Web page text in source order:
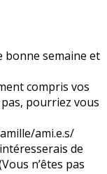
bonne semaine et
compris vos
pourriez vous
ami.e.s/
de
n’êtes pas